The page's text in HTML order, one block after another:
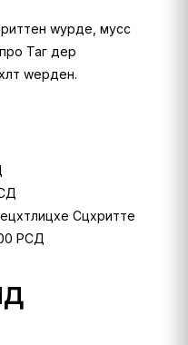
wурде, мусс
Таг дер
wерден.
Сцхритте
РСД